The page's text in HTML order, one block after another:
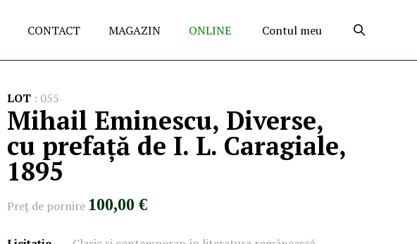
CONTACT MAGAZIN ONLINE Contul meu
LOT : 055
Mihail Eminescu, Diverse,
cu prefață de I. L. Caragiale,
1895
Preţ de pornire 100,00 €